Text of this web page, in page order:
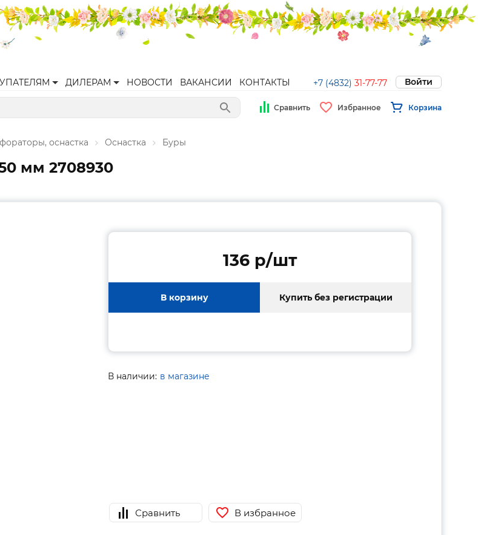
ДИЛЕРАМ НОВОСТИ ВАКАНСИИ КОНТАКТЫ +7 (4832) 31-77-77 Войти
Сравнить Избранное Корзина
оснастка Оснастка Буры
мм 2708930
136 p/шт
В корзину Купить без регистрации
В наличии: в магазине
Сравнить В избранное